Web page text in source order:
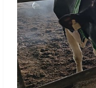
R
e
a